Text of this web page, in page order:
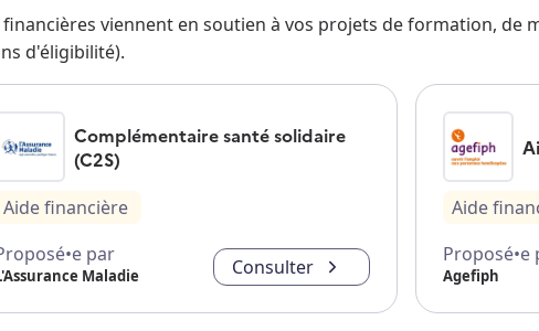
financières viennent en soutien à vos projets de formation, de
d'éligibilité).
Complémentaire santé solidaire
(C2S)
Aide financière
par
Maladie Consulter
Aide
Proposé•e
Agefiph